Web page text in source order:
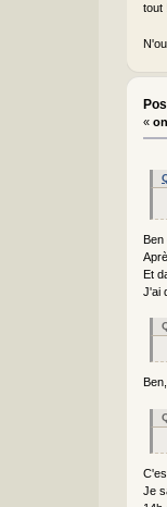
tout
«
Ben
Et
J'ai
Je